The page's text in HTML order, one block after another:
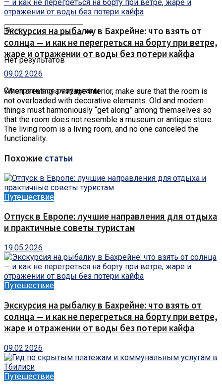
Нет результатов
Смотреть все результаты
Экскурсия на рыбалку в Бахрейне: что взять от
солнца — и как не перегреться на борту при ветре,
жаре и отражении от воды без потери кайфа
09.02.2026
When creating a vintage interior, make sure that the room is
not overloaded with decorative elements. Old and modern
things must harmoniously “get along” among themselves so
that the room does not resemble a museum or antique store.
The living room is a living room, and no one canceled the
functionality.
Похожие статьи
Путешествие
Отпуск в Европе: лучшие направления для отдыха
и практичные советы туристам
19.05.2026
Путешествие
Экскурсия на рыбалку в Бахрейне: что взять от
солнца — и как не перегреться на борту при ветре,
жаре и отражении от воды без потери кайфа
09.02.2026
Путешествие